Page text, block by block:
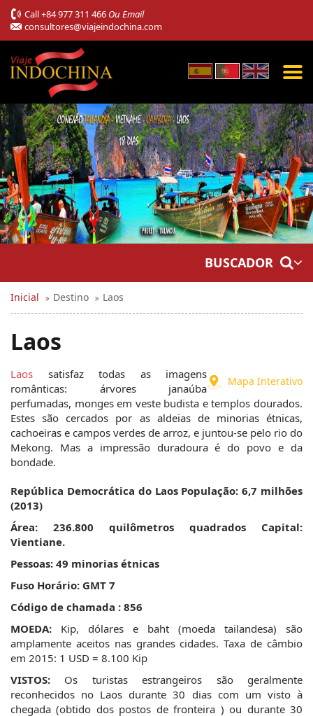
Call+84 977 311 466 Ou Email
consultores@viajeindochina.com
BUSCADOR
Inicial Destino Laos
Laos
Mapa Interativo
Laos satisfaz todas as imagens
românticas: árvores janaúba
perfumadas, monges em veste budista e templos dourados.
Estes são cercados por as aldeias de minorias étnicas,
cachoeiras e campos verdes de arroz, e juntou-se pelo rio do
Mekong. Mas a impressão duradoura é do povo e da
bondade.
República Democrática do Laos População: 6,7 milhões
(2013)
Área: 236.800 quilômetros quadrados
Capital:
Vientiane.
Pessoas: 49 minorias étnicas
Fuso Horário: GMT 7
Código de chamada : 856
MOEDA: Kip, dólares e baht (moeda tailandesa) são
amplamente aceitos nas grandes cidades. Taxa de câmbio
em 2015: 1 USD = 8.100 Kip
VISTOS: Os turistas estrangeiros são geralmente
reconhecidos no Laos durante 30 dias com um visto à
chegada (obtido dos postos de fronteira ) ou durante 30